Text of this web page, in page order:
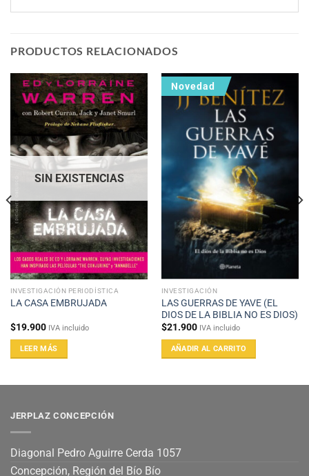
PRODUCTOS RELACIONADOS
SIN EXISTENCIAS
INVESTIGACIÓN PERIODÍSTICA
LA CASA EMBRUJADA
$19.900 IVA incluido
LEER MÁS
Novedad
INVESTIGACIÓN
LAS GUERRAS DE YAVE (EL
DIOS DE LA BIBLIA NO ES DIOS)
$21.900 IVA incluido
AÑADIR AL CARRITO
JERPLAZ CONCEPCIÓN
Diagonal Pedro Aguirre Cerda 1057
Concepción, Región del Bío Bío